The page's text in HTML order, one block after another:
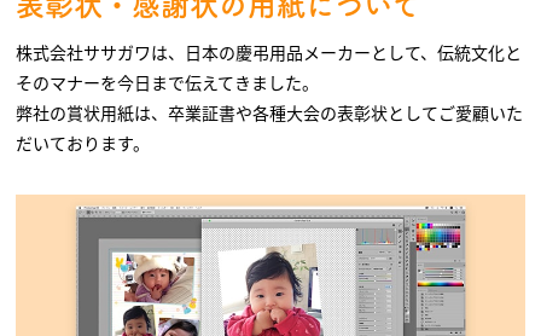
株式会社ササガワは、日本の慶弔用品メーカーとして、伝統文化と
そのマナーを今日まで伝えてきました。
弊社の賞状用紙は、卒業証書や各種大会の表彰状としてご愛顧いた
だいております。